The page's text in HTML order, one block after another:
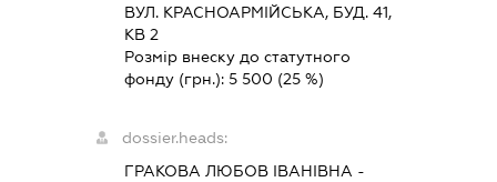
ВУЛ. КРАСНОАРМІЙСЬКА, БУД. 41,
КВ 2
Розмір внеску до статутного
фонду (грн.): 5 500 (25 %)
dossier.heads:
ГРАКОВА ЛЮБОВ ІВАНІВНА -